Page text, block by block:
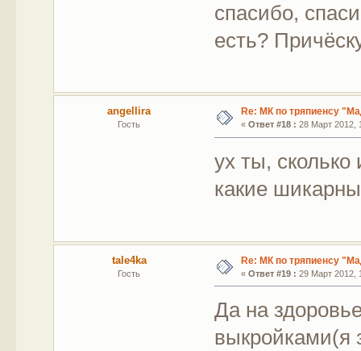
спасибо,
есть?
angellira
Гость
Re: МК по тряпиенсу
« Ответ #18 : 28 Март 2012,
ух ты,
какие
tale4ka
Гость
Re: МК по тряпиенсу
« Ответ #19 : 29 Март 2012,
Да на
выкройками(я